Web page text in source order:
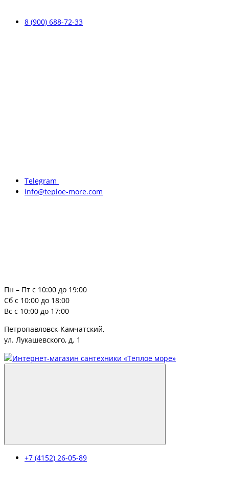
8 (900) 688-72-33
Telegram
info@teploe-more.com
Пн – Пт с 10:00 до 19:00
Сб с 10:00 до 18:00
Вс с 10:00 до 17:00
Петропавловск-Камчатский,
ул. Лукашевского, д. 1
+7 (4152) 26-05-89